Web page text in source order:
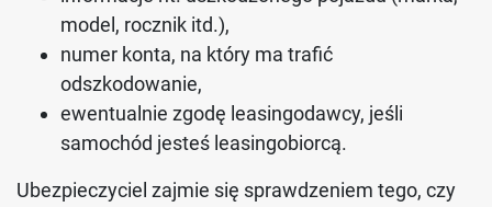
model, rocznik itd.),
numer konta, na który ma trafić
odszkodowanie,
ewentualnie zgodę leasingodawcy, jeśli
samochód jesteś leasingobiorcą.
Ubezpieczyciel zajmie się sprawdzeniem tego, czy